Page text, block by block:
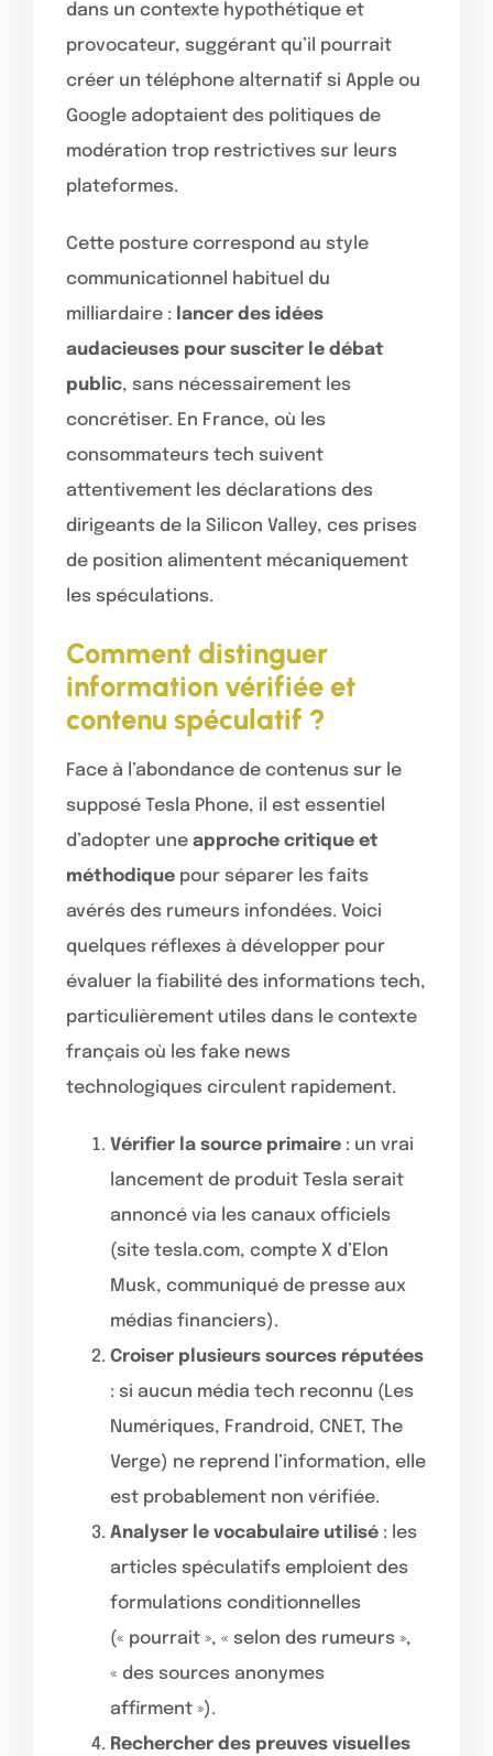
dans un contexte hypothétique et
provocateur, suggérant qu’il pourrait
créer un téléphone alternatif si Apple ou
Google adoptaient des politiques de
modération trop restrictives sur leurs
plateformes.
Cette posture correspond au style
communicationnel habituel du
milliardaire : lancer des idées
audacieuses pour susciter le débat
public, sans nécessairement les
concrétiser. En France, où les
consommateurs tech suivent
attentivement les déclarations des
dirigeants de la Silicon Valley, ces prises
de position alimentent mécaniquement
les spéculations.
Comment distinguer
information vérifiée et
contenu spéculatif ?
Face à l’abondance de contenus sur le
supposé Tesla Phone, il est essentiel
d’adopter une approche critique et
méthodique pour séparer les faits
avérés des rumeurs infondées. Voici
quelques réflexes à développer pour
évaluer la fiabilité des informations tech,
particulièrement utiles dans le contexte
français où les fake news
technologiques circulent rapidement.
Vérifier la source primaire : un vrai
lancement de produit Tesla serait
annoncé via les canaux officiels
(site tesla.com, compte X d’Elon
Musk, communiqué de presse aux
médias financiers).
Croiser plusieurs sources réputées
: si aucun média tech reconnu (Les
Numériques, Frandroid, CNET, The
Verge) ne reprend l’information, elle
est probablement non vérifiée.
Analyser le vocabulaire utilisé : les
articles spéculatifs emploient des
formulations conditionnelles
(« pourrait », « selon des rumeurs »,
« des sources anonymes
affirment »).
Rechercher des preuves visuelles